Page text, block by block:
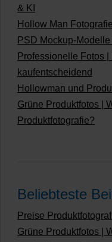
& KI
Hollow Man
PSD Mockup-
Professionelle Fotos
kaufentscheidend
Hollowman und
Grüne Produktfotos |
Produktfotografie?
Beliebteste
Preise
Grüne Produktfotos |